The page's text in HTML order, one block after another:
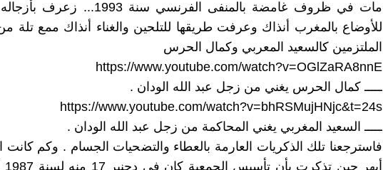
مات في ظروف غامضة بالمنفى الفرنسي سنة
للأوضاع بالمغرب أنذاك وعرفت طريقها للتلحين والغناء أنذاك ممع تلة من
الملتزمين كالسعيد المعربي وكمال الحرس
https://www.youtube.com/watch?v=OGlZaRA8nnE
ـــــ كمال الحرس يغني من زجل عبد الله الودان .
https://www.youtube.com/watch?v=bhRSMujHNjc&t=24s
ـــــ السعيد المغربي يغني المحاكمة من زجل عبد الله الودان .
فاسترجعنا تلك الذكريات العارمة بالعطاء والتضحيات الجسام . وكم كانت